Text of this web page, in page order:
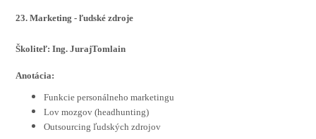
23. Marketing - ľudské zdroje
Školiteľ: Ing. JurajTomlain
Anotácia:
Funkcie personálneho marketingu
Lov mozgov (headhunting)
Outsourcing ľudských zdrojov